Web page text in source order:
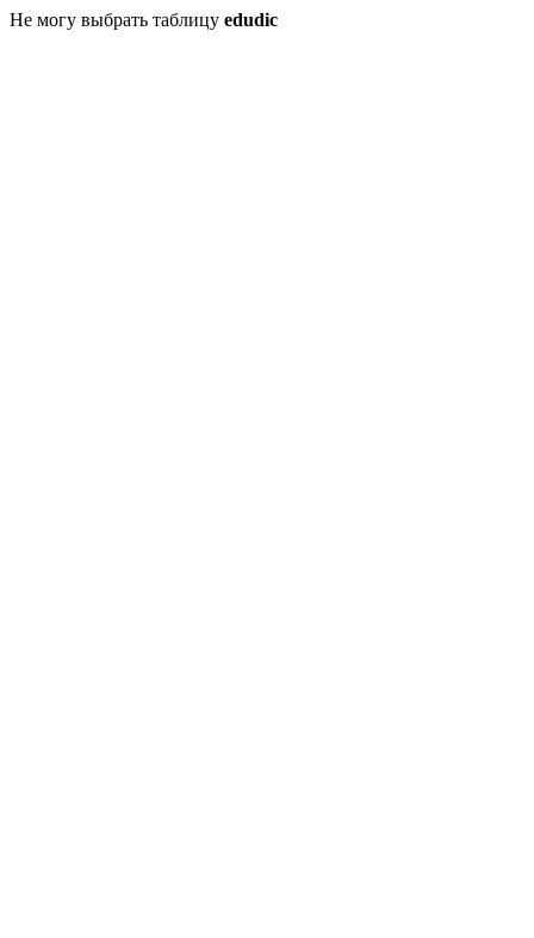
Не могу выбрать таблицу edudic